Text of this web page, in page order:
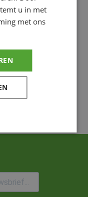
249 – 420
u in met
met ons